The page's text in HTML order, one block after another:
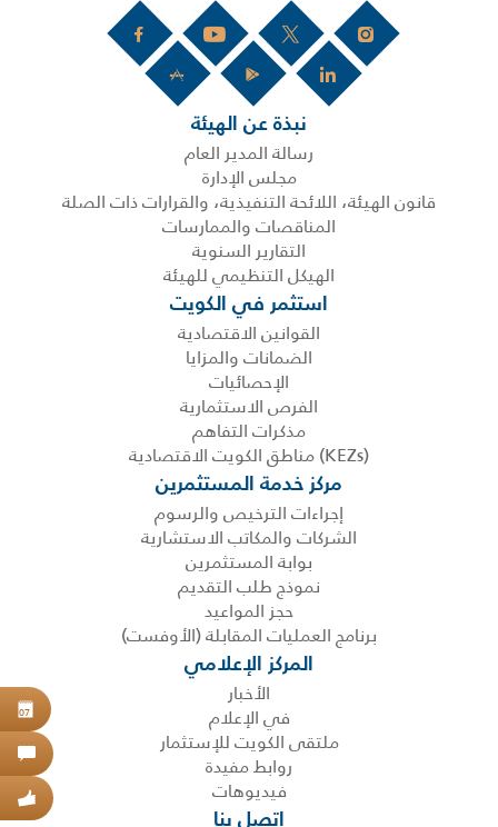
نبذة عن الهيئة
رسالة المدير العام
مجلس الإدارة
قانون الهيئة، اللائحة التنفيذية، والقرارات ذات الصلة
المناقصات والممارسات
التقارير السنوية
الهيكل التنظيمي للهيئة
استثمر في الكويت
القوانين الاقتصادية
الضمانات والمزايا
الإحصائيات
الفرص الاستثمارية
مذكرات التفاهم
(KEZs) مناطق الكويت الاقتصادية
مركز خدمة المستثمرين
إجراءات الترخيص والرسوم
الشركات والمكاتب الاستشارية
بوابة المستثمرين
نموذج طلب التقديم
حجز المواعيد
برنامج العمليات المقابلة (الأوفست)
المركز الإعلامي
الأخبار
في الإعلام
ملتقى الكويت للإستثمار
روابط مفيدة
فيديوهات
اتصل بنا
07